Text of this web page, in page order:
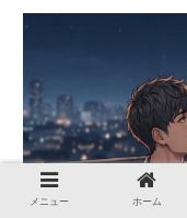
メニュー ホーム